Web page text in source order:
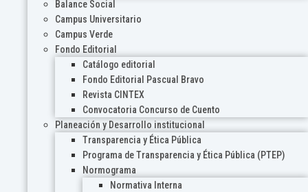
Balance Social
Campus Universitario
Campus Verde
Fondo Editorial
Catálogo editorial
Fondo Editorial Pascual Bravo
Revista CINTEX
Convocatoria Concurso de Cuento
Planeación y Desarrollo institucional
Transparencia y Ética Pública
Programa de Transparencia y Ética Pública (PTEP)
Normograma
Normativa Interna